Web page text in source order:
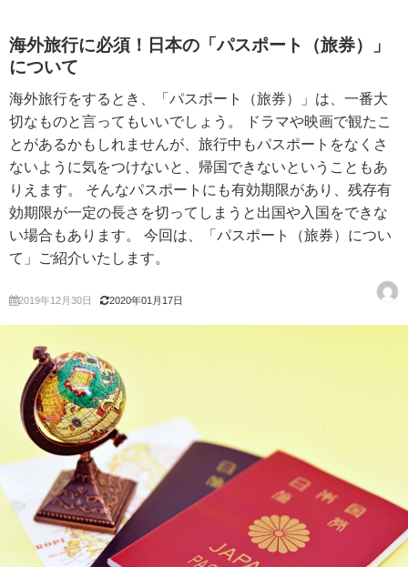
海外旅行に必須！日本の「パスポート（旅券）」
について
海外旅行をするとき、「パスポート（旅券）」は、一番大
切なものと言ってもいいでしょう。 ドラマや映画で観たこ
とがあるかもしれませんが、旅行中もパスポートをなくさ
ないように気をつけないと、帰国できないということもあ
りえます。 そんなパスポートにも有効期限があり、残存有
効期限が一定の長さを切ってしまうと出国や入国をできな
い場合もあります。 今回は、「パスポート（旅券）につい
て」ご紹介いたします。
2019年12月30日 2020年01月17日